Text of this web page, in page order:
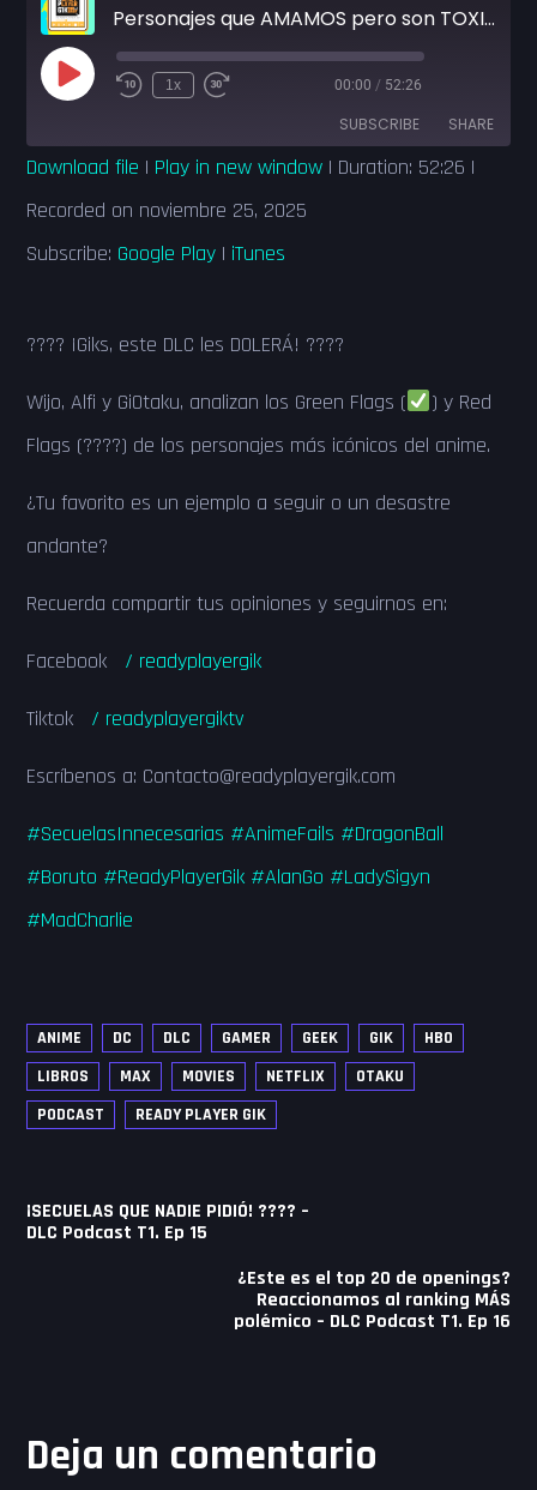
Personajes que AMAMOS pero son TOXICOS (y otros que son PURO GREEN FLAG) - DLC Podcast T1. Ep 17
Play
Episode
1x 00:00 / 52:26
SUBSCRIBE SHARE
RSS FEED
SHARE
LINK
Download file | Play in new window | Duration: 52:26 |
Recorded on noviembre 25, 2025
Subscribe: Google Play | iTunes
???? ¡Giks, este DLC les DOLERÁ! ????
Wijo, Alfi y GiOtaku, analizan los Green Flags (
) y Red
Flags (????) de los personajes más icónicos del anime.
¿Tu favorito es un ejemplo a seguir o un desastre
andante?
Recuerda compartir tus opiniones y seguirnos en:
Facebook / readyplayergik
Tiktok / readyplayergiktv
Escríbenos a: Contacto@readyplayergik.com
#SecuelasInnecesarias #AnimeFails #DragonBall
#Boruto #ReadyPlayerGik #AlanGo #LadySigyn
#MadCharlie
ANIME DC DLC GAMER GEEK GIK
HBO
LIBROS
MAX MOVIES NETFLIX
OTAKU
PODCAST
READY PLAYER GIK
de
¡SECUELAS QUE NADIE PIDIÓ! ???? –
DLC Podcast T1. Ep 15
¿Este es el top 20 de openings?
Reaccionamos al ranking MÁS
polémico – DLC Podcast T1. Ep 16
Deja un comentario